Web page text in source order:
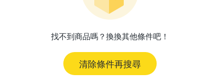
找不到商品嗎？換換其他條件吧！
清除條件再搜尋